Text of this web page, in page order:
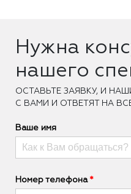
Нужна
нашего
ОCТАВЬТЕ ЗАЯВКУ, И
С ВАМИ И ОТВЕТЯТ НА
Ваше имя
Номер телефона